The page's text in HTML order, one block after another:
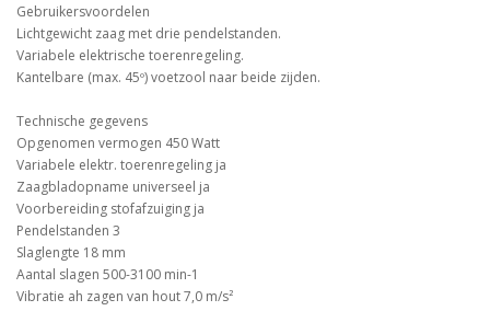
Gebruikersvoordelen
Lichtgewicht zaag met drie pendelstanden.
Variabele elektrische toerenregeling.
Kantelbare (max. 45º) voetzool naar beide zijden.
Technische gegevens
Opgenomen vermogen 450 Watt
Variabele elektr. toerenregeling ja
Zaagbladopname universeel ja
Voorbereiding stofafzuiging ja
Pendelstanden 3
Slaglengte 18 mm
Aantal slagen 500-3100 min-1
Vibratie ah zagen van hout 7,0 m/s²